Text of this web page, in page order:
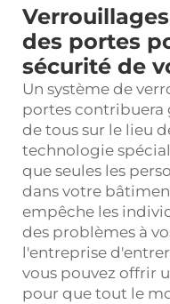
des portes
sécurité de
Un système de
portes contribuera
de tous sur le lieu
technologie
que seules les
dans votre
empêche les
des problèmes à
l'entreprise
vous pouvez offrir
pour que tout le